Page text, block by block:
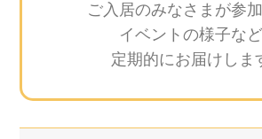
ご入居のみなさまが参
イベントの様子な
定期的にお届けしま